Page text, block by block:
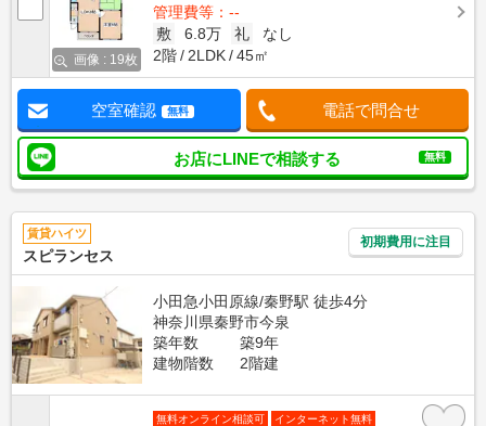
画像 : 19枚
管理費等：--
敷
6.8万 礼
なし
2階
2LDK 45㎡
空室確認 無料 電話で問合せ
お店にLINEで相談する 無料
賃貸ハイツ
スピランセス
初期費用に注目
小田急小田原線/秦野駅 徒歩4分
神奈川県秦野市今泉
築年数
築9年
建物階数
2階建
無料オンライン相談可 インターネット無料